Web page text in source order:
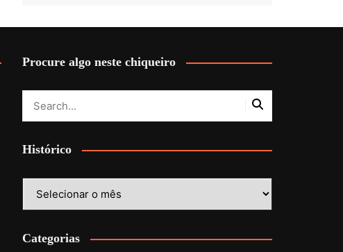
Procure algo neste chiqueiro
Histórico
Categorias